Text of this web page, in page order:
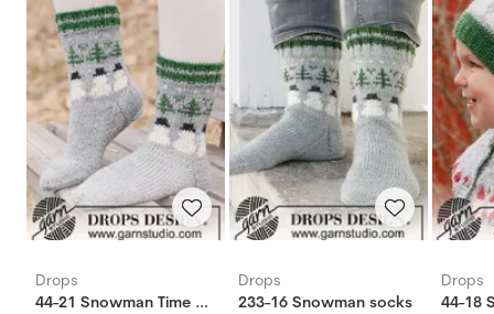
Drops
44-21 Snowman Time Socks
Drops
233-16 Snowman socks
Drops